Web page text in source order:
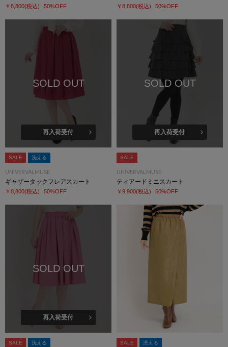
￥8,800(税込) 50%OFF ￥8,800(税込) 50%OFF
SOLD OUT
再入荷受付
SALE 洗える
UNIVERVALMUSE
ギャザータックフレアスカート
￥8,800(税込) 50%OFF
SOLD OUT
再入荷受付
SALE
UNIVERVALMUSE
ティアードミニスカート
￥9,900(税込) 50%OFF
SOLD OUT
再入荷受付
SALE 洗える SALE 洗える